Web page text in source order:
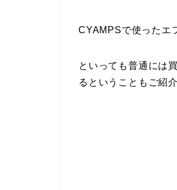
CYAMPSで使ったエ
といっても普通には
るということもご紹介